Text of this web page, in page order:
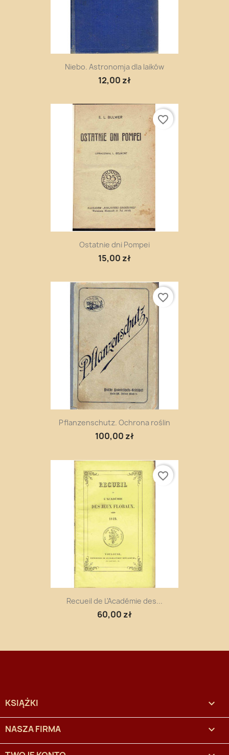
Niebo. Astronomja dla laików
12,00 zł
Ostatnie dni Pompei
15,00 zł
favorite_border
Pflanzenschutz. Ochrona roślin
100,00 zł
favorite_border
Recueil de L'Académie des...
60,00 zł
favorite_border
KSIĄŻKI 
NASZA FIRMA 